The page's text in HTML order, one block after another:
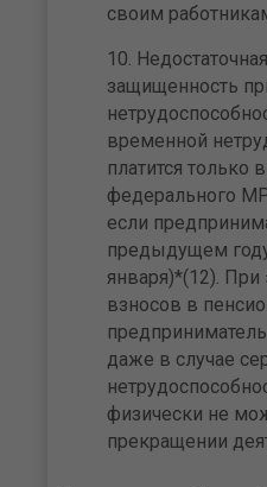
своим
защищенность
временной
платится только
федерального
если
предыдущем
января)*(12). При
взносов в
даже в случае
физически не
прекращении